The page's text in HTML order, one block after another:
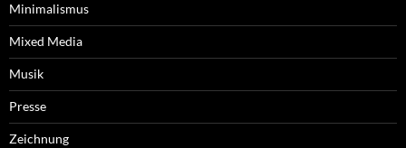
Minimalismus
Mixed Media
Musik
Presse
Zeichnung